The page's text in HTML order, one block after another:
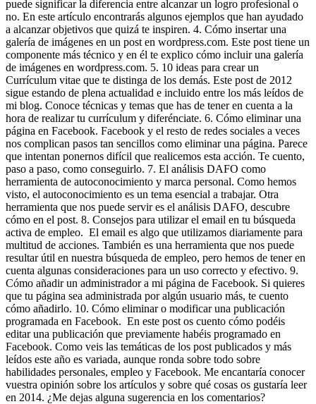
puede significar la diferencia entre alcanzar un logro profesional o
no. En este artículo encontrarás algunos ejemplos que han ayudado
a alcanzar objetivos que quizá te inspiren. 4. Cómo insertar una
galería de imágenes en un post en wordpress.com. Este post tiene un
componente más técnico y en él te explico cómo incluir una galería
de imágenes en wordpress.com. 5. 10 ideas para crear un
Currículum vitae que te distinga de los demás. Este post de 2012
sigue estando de plena actualidad e incluido entre los más leídos de
mi blog. Conoce técnicas y temas que has de tener en cuenta a la
hora de realizar tu currículum y diferénciate. 6. Cómo eliminar una
página en Facebook. Facebook y el resto de redes sociales a veces
nos complican pasos tan sencillos como eliminar una página. Parece
que intentan ponernos difícil que realicemos esta acción. Te cuento,
paso a paso, como conseguirlo. 7. El análisis DAFO como
herramienta de autoconocimiento y marca personal. Como hemos
visto, el autoconocimiento es un tema esencial a trabajar. Otra
herramienta que nos puede servir es el análisis DAFO, descubre
cómo en el post. 8. Consejos para utilizar el email en tu búsqueda
activa de empleo. El email es algo que utilizamos diariamente para
multitud de acciones. También es una herramienta que nos puede
resultar útil en nuestra búsqueda de empleo, pero hemos de tener en
cuenta algunas consideraciones para un uso correcto y efectivo. 9.
Cómo añadir un administrador a mi página de Facebook. Si quieres
que tu página sea administrada por algún usuario más, te cuento
cómo añadirlo. 10. Cómo eliminar o modificar una publicación
programada en Facebook. En este post os cuento cómo podéis
editar una publicación que previamente habéis programado en
Facebook. Como veis las temáticas de los post publicados y más
leídos este año es variada, aunque ronda sobre todo sobre
habilidades personales, empleo y Facebook. Me encantaría conocer
vuestra opinión sobre los artículos y sobre qué cosas os gustaría leer
en 2014. ¿Me dejas alguna sugerencia en los comentarios?